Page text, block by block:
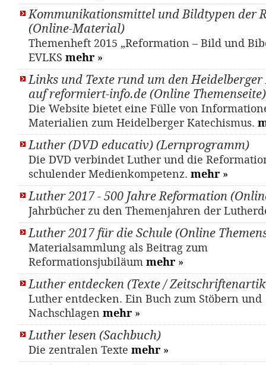
Kommunikationsmittel und Bildtypen der
(Online-Material)
Themenheft 2015 „Reformation – Bild und
EVLKS mehr »
Links und Texte rund um den
auf reformiert-info.de (Online Themenseite)
Die Website bietet eine Fülle von
Materialien zum Heidelberger Katechismus.
Luther (DVD educativ) (Lernprogramm)
Die DVD verbindet Luther und die
schulender Medienkompetenz. mehr »
Luther 2017 - 500 Jahre Reformation
Jahrbücher zu den Themenjahren der
Luther 2017 für die Schule (Online
Materialsammlung als Beitrag zum
Reformationsjubiläum mehr »
Luther entdecken (Texte /
Luther entdecken. Ein Buch zum Stöbern und
Nachschlagen mehr »
Luther lesen (Sachbuch)
Die zentralen Texte mehr »